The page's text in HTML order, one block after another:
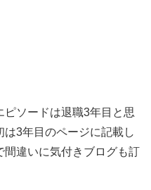
ソードは退職3年目と思
3年目のページに記載し
間違いに気付きブログも訂